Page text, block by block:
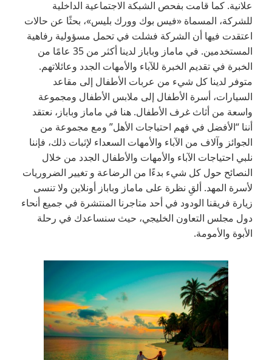
علانية. كما قامت بفحص الشبكة الاجتماعية الداخلية
للشركة، المسماة «فيس بوك وورك بليس»، بحثًا عن حالات
اعتقدت فيها أن الشركة فشلت في تحمل مسؤولية رفاهية
المستخدمين. في ماماز وباباز لدينا أكثر من 35 عامًا من
الخبرة في تقديم الخبرة للآباء والأمهات الجدد وعائلاتهم.
متوفر لدينا كل شيء من عربات الأطفال إلى مقاعد
السيارات، أسرة الأطفال إلى ملابس الأطفال ومجموعة
واسعة من أثاث غرف الأطفال. هنا في ماماز وباباز، نعتقد
أننا “الأفضل في فهم احتياجات الأهل” ومع مجموعة من
الجوائز وآلاف من الآباء والأمهات السعداء لإثبات ذلك، فإننا
نلبي احتياجات الآباء والأمهات والأطفال الجدد من خلال
النصائح حول كل شيء بدءًا من الرضاعة و تغيير الضروريات
لأسرة المهد. ألقِ نظرة على ماماز وباباز أونلاين ولا تنسى
زيارة فريقنا الودود في أحد متاجرنا المنتشرة في جميع أنحاء
دول مجلس التعاون الخليجي، حيث سنساعدك في رحلة
الأبوة والأمومة.